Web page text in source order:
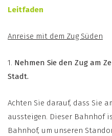
Leitfaden
Anreise mit dem Zug Süden
1. Nehmen Sie den Zug am
Stadt.
Achten Sie darauf, dass Sie
aussteigen. Dieser Bahnhof
Bahnhof, um unseren